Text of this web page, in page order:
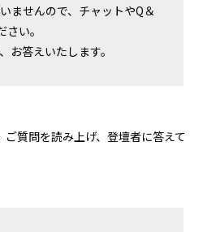
ませんので、チャットやQ＆
い。
お答えいたします。
質問を読み上げ、登壇者に答えて